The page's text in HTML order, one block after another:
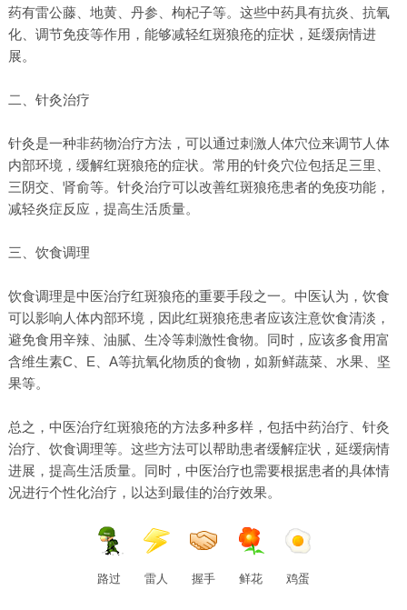
药有雷公藤、地黄、丹参、枸杞子等。这些中药具有抗炎、抗氧
化、调节免疫等作用，能够减轻红斑狼疮的症状，延缓病情进
展。
二、针灸治疗
针灸是一种非药物治疗方法，可以通过刺激人体穴位来调节人体
内部环境，缓解红斑狼疮的症状。常用的针灸穴位包括足三里、
三阴交、肾俞等。针灸治疗可以改善红斑狼疮患者的免疫功能，
减轻炎症反应，提高生活质量。
三、饮食调理
饮食调理是中医治疗红斑狼疮的重要手段之一。中医认为，饮食
可以影响人体内部环境，因此红斑狼疮患者应该注意饮食清淡，
避免食用辛辣、油腻、生冷等刺激性食物。同时，应该多食用富
含维生素C、E、A等抗氧化物质的食物，如新鲜蔬菜、水果、坚
果等。
总之，中医治疗红斑狼疮的方法多种多样，包括中药治疗、针灸
治疗、饮食调理等。这些方法可以帮助患者缓解症状，延缓病情
进展，提高生活质量。同时，中医治疗也需要根据患者的具体情
况进行个性化治疗，以达到最佳的治疗效果。
路过 雷人 握手 鲜花 鸡蛋